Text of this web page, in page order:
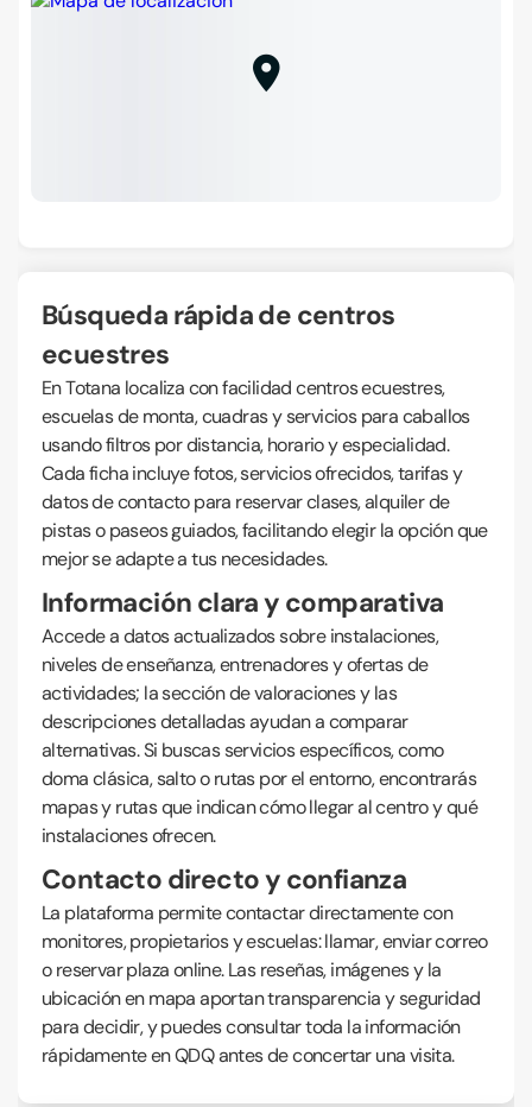
Búsqueda rápida de centros
ecuestres
En Totana localiza con facilidad centros ecuestres,
escuelas de monta, cuadras y servicios para caballos
usando filtros por distancia, horario y especialidad.
Cada ficha incluye fotos, servicios ofrecidos, tarifas y
datos de contacto para reservar clases, alquiler de
pistas o paseos guiados, facilitando elegir la opción que
mejor se adapte a tus necesidades.
Información clara y comparativa
Accede a datos actualizados sobre instalaciones,
niveles de enseñanza, entrenadores y ofertas de
actividades; la sección de valoraciones y las
descripciones detalladas ayudan a comparar
alternativas. Si buscas servicios específicos, como
doma clásica, salto o rutas por el entorno, encontrarás
mapas y rutas que indican cómo llegar al centro y qué
instalaciones ofrecen.
Contacto directo y confianza
La plataforma permite contactar directamente con
monitores, propietarios y escuelas: llamar, enviar correo
o reservar plaza online. Las reseñas, imágenes y la
ubicación en mapa aportan transparencia y seguridad
para decidir, y puedes consultar toda la información
rápidamente en QDQ antes de concertar una visita.